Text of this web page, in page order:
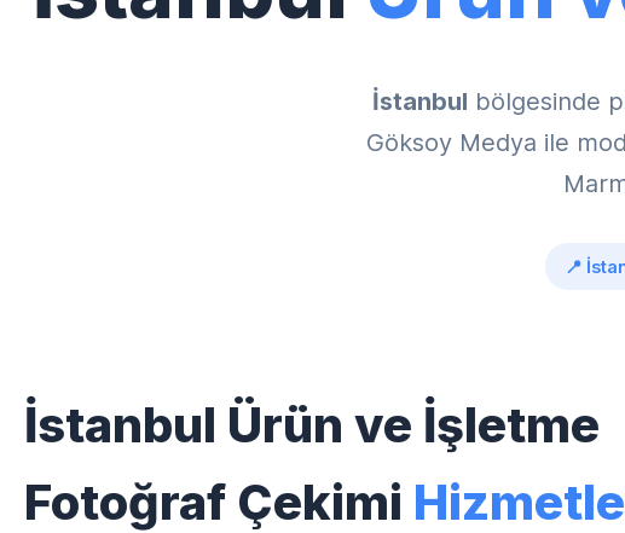
İstanbul bölgesinde
Göksoy Medya ile
📍
İstanbul Ürün ve İşletme
Fotoğraf Çekimi